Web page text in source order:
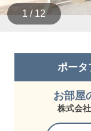
1 / 12
ポータ
お部屋
株式会